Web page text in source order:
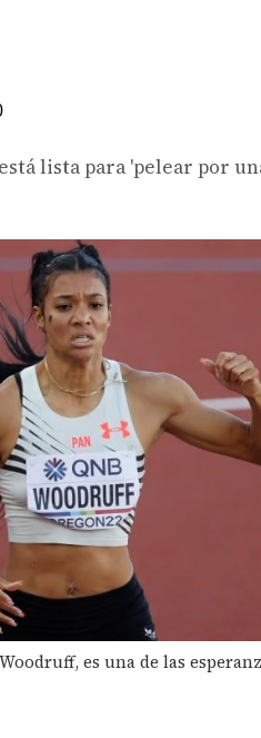
lista para 'pelear por
es una de las